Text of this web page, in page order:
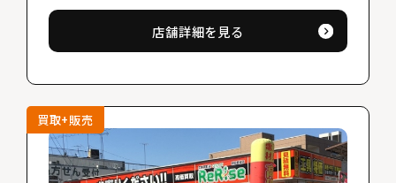
店舗詳細を見る
買取+販売